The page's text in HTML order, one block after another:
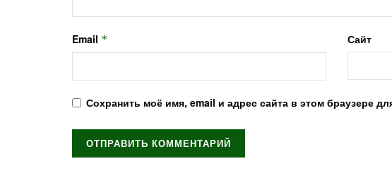
Email * Сайт
Сохранить моё имя, email и адрес сайта в этом браузере